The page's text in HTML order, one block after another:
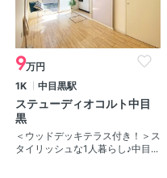
9万円
1K
中目黒駅
ステューディオコルト中目
黒
＜ウッドデッキテラス付き！＞ス
タイリッシュな1人暮らし♪中目...